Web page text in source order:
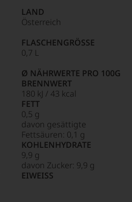
LAND
Österreich
FLASCHENGRÖSSE
0,7 L
Ø NÄHRWERTE PRO 100G
BRENNWERT
180 kJ / 43 kcal
FETT
0,5 g
davon gesättigte
Fettsäuren: 0,1 g
KOHLENHYDRATE
9,9 g
davon Zucker: 9,9 g
EIWEISS